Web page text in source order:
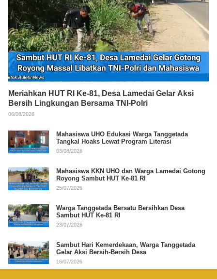
Meriahkan HUT RI Ke-81, Desa Lamedai Gelar Aksi
Bersih Lingkungan Bersama TNI-Polri
06/08/2026
Mahasiswa UHO Edukasi Warga Tanggetada
Tangkal Hoaks Lewat Program Literasi
03/08/2026
Mahasiswa KKN UHO dan Warga Lamedai Gotong
Royong Sambut HUT Ke-81 RI
25/07/2026
Warga Tanggetada Bersatu Bersihkan Desa
Sambut HUT Ke-81 RI
23/07/2026
Sambut Hari Kemerdekaan, Warga Tanggetada
Gelar Aksi Bersih-Bersih Desa
16/07/2026